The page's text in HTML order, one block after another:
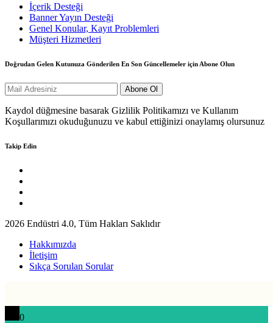
İçerik Desteği
Banner Yayın Desteği
Genel Konular, Kayıt Problemleri
Müşteri Hizmetleri
Doğrudan Gelen Kutunuza Gönderilen En Son Güncellemeler için Abone Olun
Kaydol düğmesine basarak Gizlilik Politikamızı ve Kullanım
Koşullarımızı okuduğunuzu ve kabul ettiğinizi onaylamış olursunuz
Takip Edin
2026 Endüstri 4.0, Tüm Hakları Saklıdır
Hakkımızda
İletişim
Sıkça Sorulan Sorular
0